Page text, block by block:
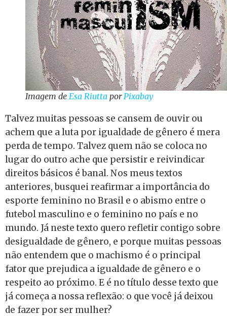
Imagem de Esa Riutta por Pixabay
Talvez muitas pessoas se cansem de ouvir ou
achem que a luta por igualdade de gênero é mera
perda de tempo. Talvez quem não se coloca no
lugar do outro ache que persistir e reivindicar
direitos básicos é banal. Nos meus textos
anteriores, busquei reafirmar a importância do
esporte feminino no Brasil e o abismo entre o
futebol masculino e o feminino no país e no
mundo. Já neste texto quero refletir contigo sobre
desigualdade de gênero, e porque muitas pessoas
não entendem que o machismo é o principal
fator que prejudica a igualdade de gênero e o
respeito ao próximo. E é no título desse texto que
já começa a nossa reflexão: o que você já deixou
de fazer por ser mulher?